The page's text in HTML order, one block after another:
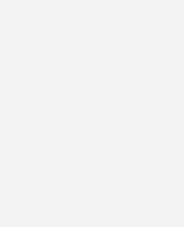
auf
1:
Niederschlagswasser – Teil 1: Planung,
Die Vorgänger­version des
aufgrund neuester Erkenntnisse
überarbeitet werden. In einem
Ishorst die aktuellen Inhalte und
vor. Teil 1 gibt zunächst
Begriffen, Anforderungen und
Planung sowie den Bau und Betrieb